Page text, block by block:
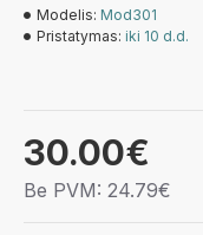
30.00€
Be PVM: 24.79€
Modelis: Mod301
Pristatymas: iki 10 d.d.